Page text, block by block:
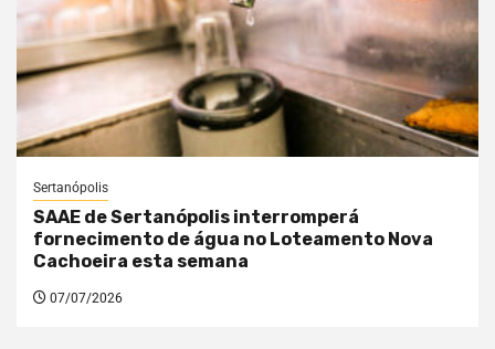
Sertanópolis
SAAE de Sertanópolis interromperá
fornecimento de água no Loteamento Nova
Cachoeira esta semana
07/07/2026